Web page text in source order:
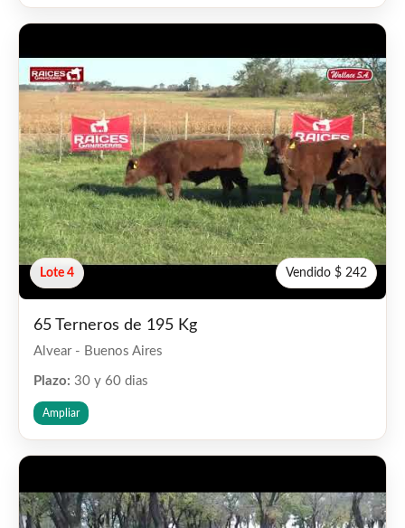
Lote 4 Vendido $ 242
65 Terneros de 195 Kg
Alvear - Buenos Aires
Plazo: 30 y 60 dias
Ampliar